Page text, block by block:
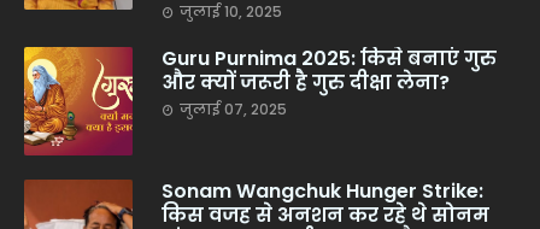
जुलाई 10, 2025
Guru Purnima 2025: किसे बनाएं गुरु
और क्यों जरूरी है गुरु दीक्षा लेना?
जुलाई 07, 2025
Sonam Wangchuk Hunger Strike:
किस वजह से अनशन कर रहे थे सोनम